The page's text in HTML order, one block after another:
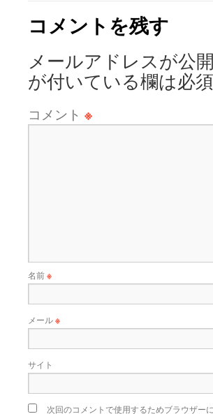
コメントを残す
メールアドレスが公
が付いている欄は必
コメント ※
名前※
メール※
サイト
次回のコメントで使用するためブラウザー